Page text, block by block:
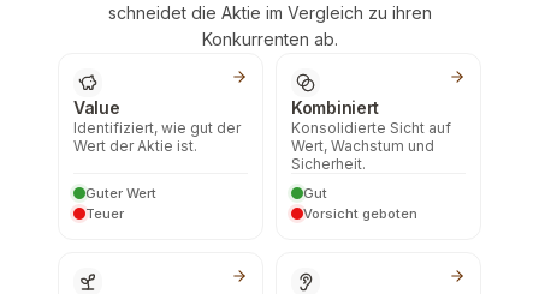
schneidet die Aktie im Vergleich zu ihren
Konkurrenten ab.
Value
Identifiziert, wie gut der
Wert der Aktie ist.
Guter Wert
Teuer
Kombiniert
Konsolidierte Sicht auf
Wert, Wachstum und
Sicherheit.
Gut
Vorsicht geboten